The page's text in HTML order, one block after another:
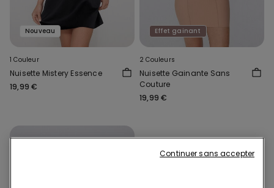
Nouveau
1 Couleur
Nuisette Mistery Essence
19,99 €
Effet gainant
2 Couleurs
Nuisette Gainante Sans
Couture
19,99 €
Continuer sans accepter